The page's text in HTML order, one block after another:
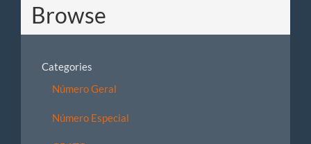
Browse
Categories
Número Geral
Número Especial